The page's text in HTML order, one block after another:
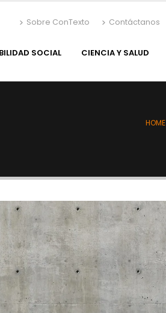
Sobre ConTexto Contáctanos
SOCIAL CIENCIA Y SALUD
HOME